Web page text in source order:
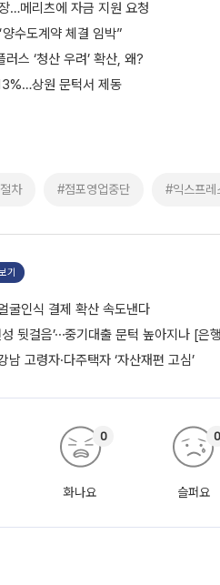
…메리츠에 자금 지원 요청
수도계약 체결 임박”
스 ‘청산 우려’ 확산, 왜?
상원 문턱서 제동
차 #점포영업중단 #익스프레
기
굴인식 결제 확산 속도낸다
뒷걸음’⋯중기대출 문턱 높아지나 [은
고령자·다주택자 ‘자산재편 고심’
화나요
0
슬퍼요
0